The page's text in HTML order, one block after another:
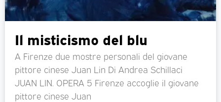
Il misticismo del blu
A Firenze due mostre personali del giovane
pittore cinese Juan Lin Di Andrea Schillaci
JUAN LIN. OPERA 5 Firenze accoglie il giovane
pittore cinese Juan